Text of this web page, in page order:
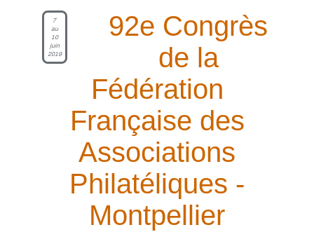
7
au
10
juin
2019
92e Congrès
de la
Fédération
Française des
Associations
Philatéliques -
Montpellier